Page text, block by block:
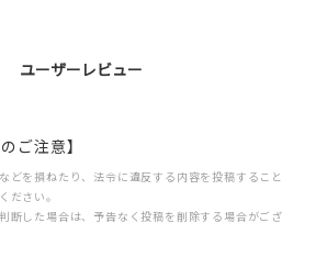
ユーザーレビュー
ご注意】
どを損ねたり、法令に違反する内容を投稿すること
ださい。
断した場合は、予告なく投稿を削除する場合がござ